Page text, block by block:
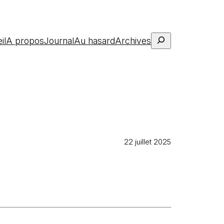
A proposJournalAu hasardArchives Rechercher
22 juillet 2025